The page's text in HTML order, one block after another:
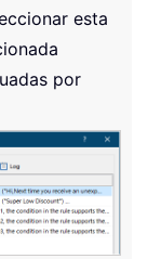
esta
por